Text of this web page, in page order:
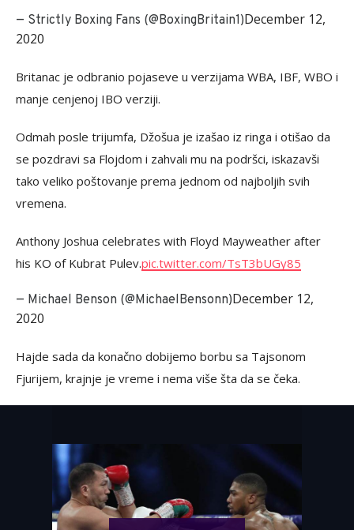
— Strictly Boxing Fans (@BoxingBritain1)December 12,
2020
Britanac je odbranio pojaseve u verzijama WBA, IBF, WBO i
manje cenjenoj IBO verziji.
Odmah posle trijumfa, Džošua je izašao iz ringa i otišao da
se pozdravi sa Flojdom i zahvali mu na podršci, iskazavši
tako veliko poštovanje prema jednom od najboljih svih
vremena.
Anthony Joshua celebrates with Floyd Mayweather after
his KO of Kubrat Pulev.pic.twitter.com/TsT3bUGy85
— Michael Benson (@MichaelBensonn)December 12,
2020
Hajde sada da konačno dobijemo borbu sa Tajsonom
Fjurijem, krajnje je vreme i nema više šta da se čeka.